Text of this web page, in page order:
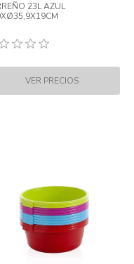
23L AZUL